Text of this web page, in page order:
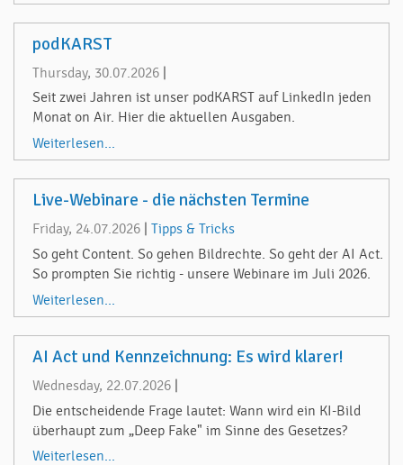
podKARST
Thursday, 30.07.2026
Seit zwei Jahren ist unser podKARST auf LinkedIn jeden
Monat on Air. Hier die aktuellen Ausgaben.
Weiterlesen...
Live-Webinare - die nächsten Termine
Friday, 24.07.2026
Tipps & Tricks
So geht Content. So gehen Bildrechte. So geht der AI Act.
So prompten Sie richtig - unsere Webinare im Juli 2026.
Weiterlesen...
AI Act und Kennzeichnung: Es wird klarer!
Wednesday, 22.07.2026
Die entscheidende Frage lautet: Wann wird ein KI-Bild
überhaupt zum „Deep Fake" im Sinne des Gesetzes?
Weiterlesen...